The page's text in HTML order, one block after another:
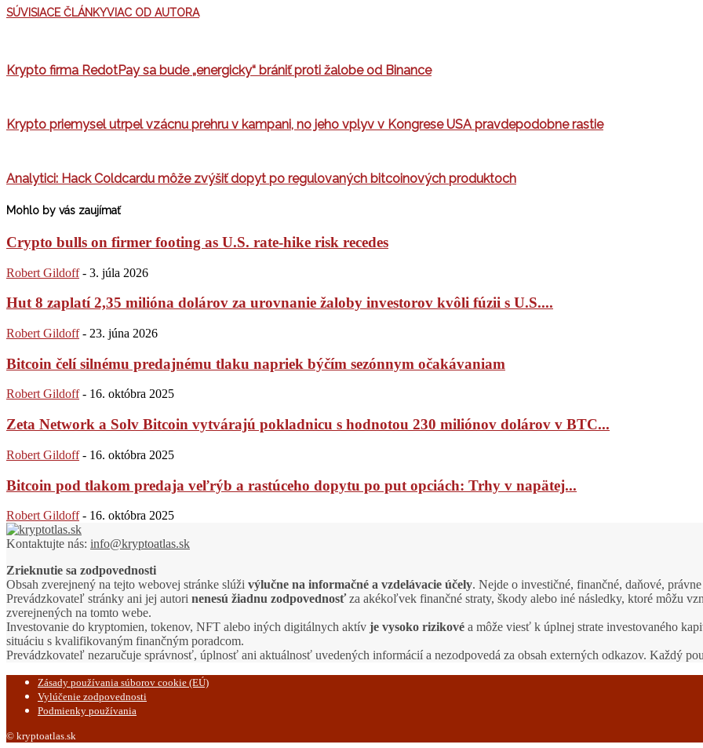
SÚVISIACE ČLÁNKYVIAC OD AUTORA
Krypto firma RedotPay sa bude „energicky“ brániť proti žalobe od Binance
Krypto priemysel utrpel vzácnu prehru v kampani, no jeho vplyv v Kongrese USA pravdepodobne rastie
Analytici: Hack Coldcardu môže zvýšiť dopyt po regulovaných bitcoinových produktoch
Mohlo by vás zaujímať
Crypto bulls on firmer footing as U.S. rate-hike risk recedes
Robert Gildoff - 3. júla 2026
Hut 8 zaplatí 2,35 milióna dolárov za urovnanie žaloby investorov kvôli fúzii s U.S....
Robert Gildoff - 23. júna 2026
Bitcoin čelí silnému predajnému tlaku napriek býčím sezónnym očakávaniam
Robert Gildoff - 16. októbra 2025
Zeta Network a Solv Bitcoin vytvárajú pokladnicu s hodnotou 230 miliónov dolárov v BTC...
Robert Gildoff - 16. októbra 2025
Bitcoin pod tlakom predaja veľrýb a rastúceho dopytu po put opciách: Trhy v napätej...
Robert Gildoff - 16. októbra 2025
Kontaktujte nás: info@kryptoatlas.sk
Zrieknutie sa zodpovednosti
Obsah zverejnený na tejto webovej stránke slúži výlučne na informačné a vzdelávacie účely. Nejde o investičné, finančné, daňové,
Prevádzkovateľ stránky ani jej autori nenesú žiadnu zodpovednosťza akékoľvek finančné straty, škody alebo iné následky, ktoré môžu
zverejnených na tomto webe.
Investovanie do kryptomien, tokenov, NFT alebo iných digitálnych aktív je vysoko rizikové a môže viesť k úplnej strate investovaného
situáciu s kvalifikovaným finančným poradcom.
Prevádzkovateľ nezaručuje správnosť, úplnosť ani aktuálnosť uvedených informácií a nezodpovedá za obsah externých odkazov. Každý
Zásady používania súborov cookie (EÚ)
Vylúčenie zodpovednosti
Podmienky používania
© kryptoatlas.sk